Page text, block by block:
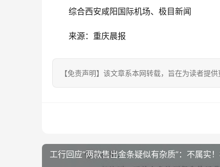
综合西安咸阳国际机场、极目新闻
来源：重庆晨报
【免责声明】该文章系本网转载，旨在为读者提
工行回应“两款售出金条疑似有杂质”：不属实